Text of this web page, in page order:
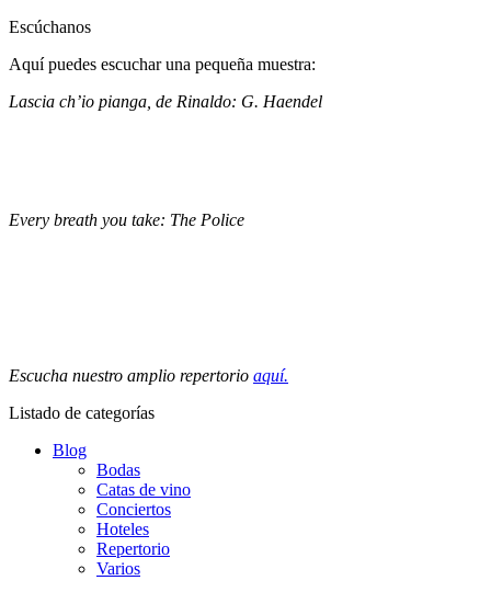
Escúchanos
Aquí puedes escuchar una pequeña muestra:
Lascia ch’io pianga, de Rinaldo: G. Haendel
Every breath you take: The Police
Escucha nuestro amplio repertorio aquí.
Listado de categorías
Blog
Bodas
Catas de vino
Conciertos
Hoteles
Repertorio
Varios